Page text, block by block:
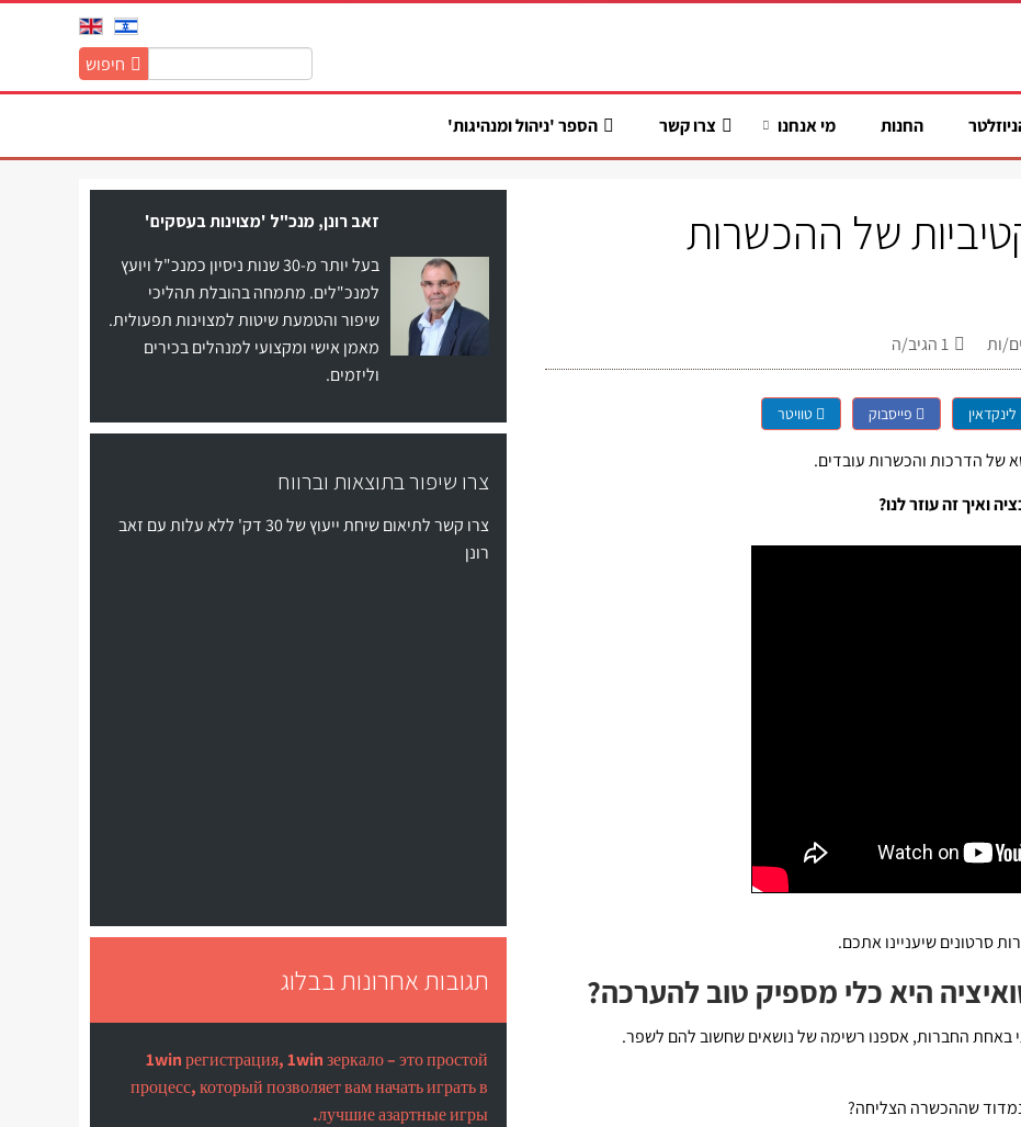
באתר:
חיפוש
החנות מי אנחנו צרו קשר הספר 'ניהול ומנהיגות'
של ההכשרות
ות 1הגיב/ה
לינקדאין פייסבוק טוויטר
של הדרכות והכשרות עובדים.
ואיך זה עוזר לנו?
סרטונים שיעניינו אתכם.
היא כלי מספיק טוב להערכה?
באחת החברות, אספנו רשימה של נושאים שחשוב להם לשפר.
שההכשרה הצליחה?
זאב רונן, מנכ"ל 'מצוינות בעסקים'
בעל יותר מ-30 שנות ניסיון כמנכ"ל ויועץ
למנכ"לים. מתמחה בהובלת תהליכי
שיפור והטמעת שיטות למצוינות תפעולית.
מאמן אישי ומקצועי למנהלים בכירים
וליזמים.
צרו שיפור בתוצאות וברווח
צרו קשר לתיאום שיחת ייעוץ של 30 דק' ללא עלות עם זאב
רונן
תגובות אחרונות בבלוג
1win регистрация, 1win зеркало – это простой
процесс, который позволяет вам начать играть в
лучшие азартные игры.